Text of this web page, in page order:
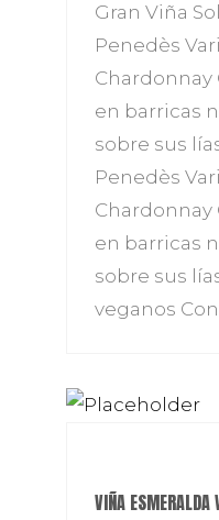
Gran Viña
Penedès
Chardonnay
en barricas
sobre sus
Penedès
Chardonnay
en barricas
sobre sus
veganos
VIÑA ESMERALDA